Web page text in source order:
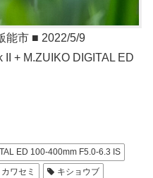
能市 ■ 2022/5/9
+ M.ZUIKO DIGITAL ED
ED 100-400mm F5.0-6.3 IS
カワセミ
キショウブ